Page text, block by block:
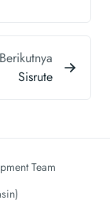
Berikutnya
Sisrute
Team